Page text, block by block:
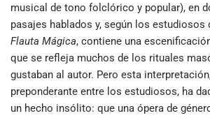
musical de tono folclórico y popular), en
pasajes hablados y, según los estudiosos
Flauta Mágica, contiene una
que se refleja muchos de los rituales
gustaban al autor. Pero esta
preponderante entre los estudiosos, ha
un hecho insólito: que una ópera de